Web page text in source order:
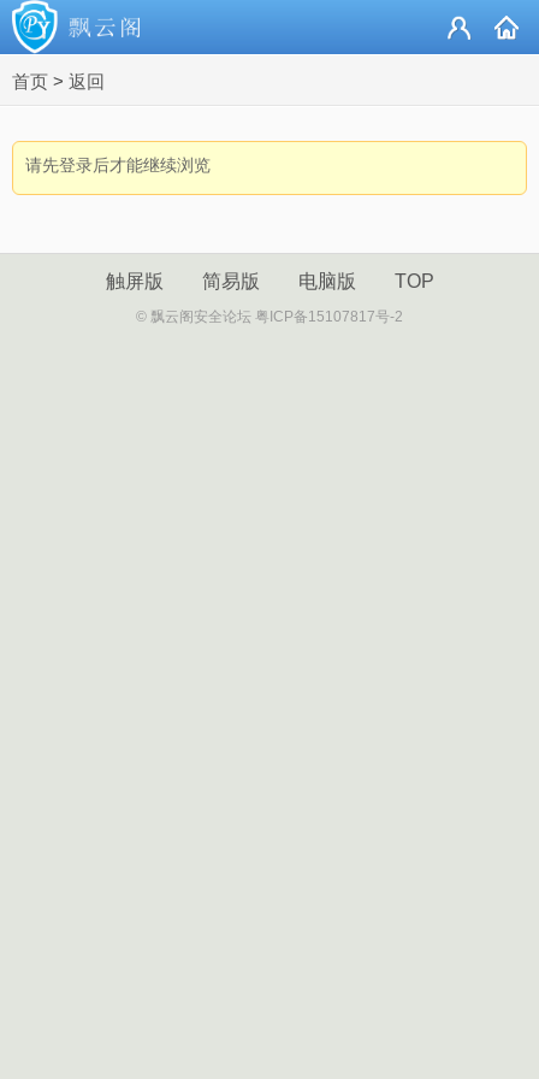
首页 > 返回
请先登录后才能继续浏览
触屏版 简易版 电脑版 TOP
© 飘云阁安全论坛 粤ICP备15107817号-2